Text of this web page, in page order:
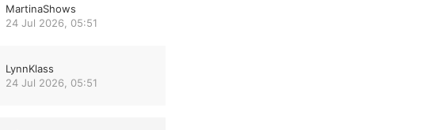
MartinaShows
24 Jul 2026, 05:51
LynnKlass
24 Jul 2026, 05:51